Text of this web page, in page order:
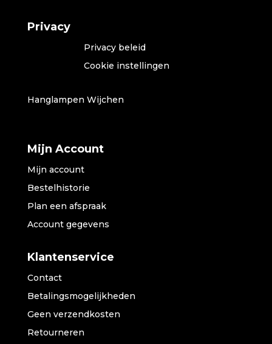
Privacy
Privacy beleid
Cookie instellingen
Hanglampen Wijchen
Mijn Account
Mijn account
Bestelhistorie
Plan een afspraak
Account gegevens
Klantenservice
Contact
Betalingsmogelijkheden
Geen verzendkosten
Retourneren